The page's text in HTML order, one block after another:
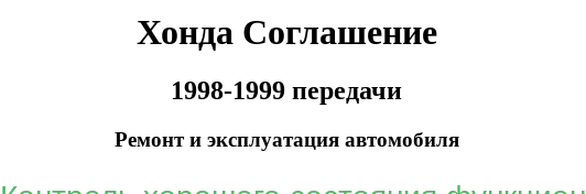
Хонда Соглашение
1998-1999 передачи
Ремонт и эксплуатация автомобиля